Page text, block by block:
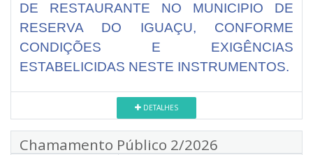
DE RESTAURANTE NO MUNICIPIO DE
RESERVA DO IGUAÇU, CONFORME
CONDIÇÕES E EXIGÊNCIAS
ESTABELICIDAS NESTE INSTRUMENTOS.
DETALHES
Chamamento Público 2/2026